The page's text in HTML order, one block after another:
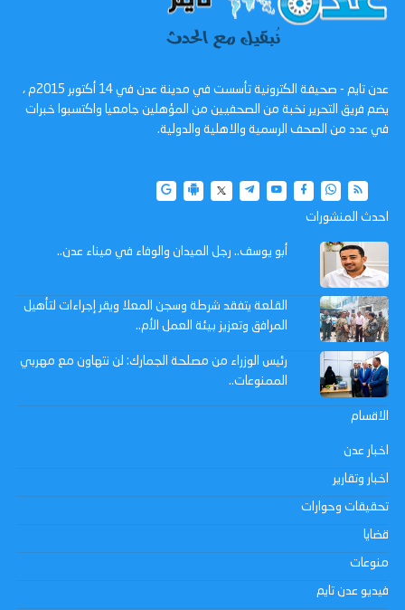
عدن تايم - صحيفة الكترونية تأسست في مدينة عدن في 14 أكتوبر 2015م ،
يضم فريق التحرير نخبة من الصحفيين من المؤهلين جامعيا واكتسبوا خبرات
في عدد من الصحف الرسمية والاهلية والدولية.
احدث المنشورات
أبو يوسف.. رجل الميدان والوفاء في ميناء عدن..
القلعة يتفقد شرطة وسجن المعلا ويقر إجراءات لتأهيل
المرافق وتعزيز بيئة العمل الأم..
رئيس الوزراء من مصلحة الجمارك: لن نتهاون مع مهربي
الممنوعات..
الاقسام
اخبار عدن
اخبار وتقارير
تحقيقات وحوارات
قضايا
منوعات
فيديو عدن تايم